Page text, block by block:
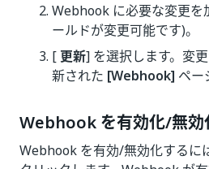
Webhook に必要な変更を
ールドが変更可能です)。
[ 更新] を選択します。変
新された [Webhook] ペー
Webhook を有効化/無効
Webhook を有効/無効化するに